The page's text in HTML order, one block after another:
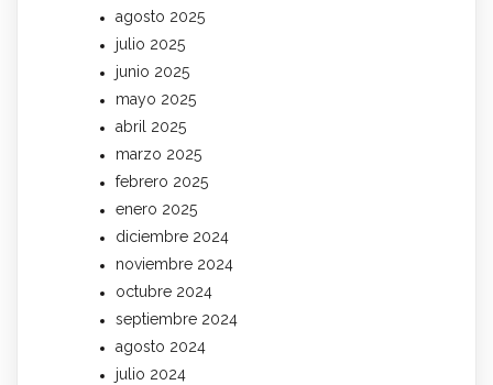
agosto 2025
julio 2025
junio 2025
mayo 2025
abril 2025
marzo 2025
febrero 2025
enero 2025
diciembre 2024
noviembre 2024
octubre 2024
septiembre 2024
agosto 2024
julio 2024